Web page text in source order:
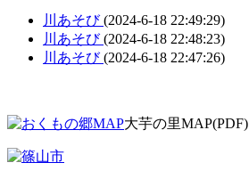
川あそび(2024-6-18 22:49:29)
川あそび(2024-6-18 22:48:23)
川あそび(2024-6-18 22:47:26)
大芋の里MAP(PDF)